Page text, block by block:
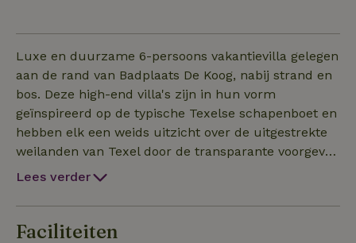
Luxe en duurzame 6-persoons vakantievilla gelegen
aan de rand van Badplaats De Koog, nabij strand en
bos. Deze high-end villa's zijn in hun vorm
geïnspireerd op de typische Texelse schapenboet en
hebben elk een weids uitzicht over de uitgestrekte
weilanden van Texel door de transparante voorgevel.
Woonkamer: De royale living beschikt over een
muzieksysteem. Er is een eethoek met een grote
eettafel voor 6 personen. De open keuken is
Lees verder
Faciliteiten